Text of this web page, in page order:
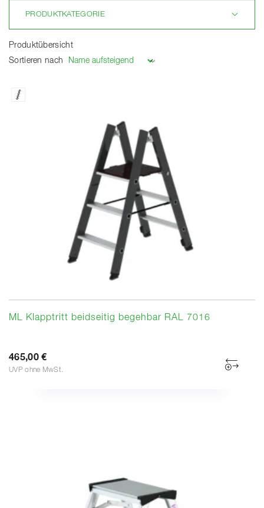
PRODUKTKATEGORIE
Produktübersicht
Sortieren nach
ML Klapptritt beidseitig begehbar RAL 7016
465,00 €
UVP ohne MwSt.